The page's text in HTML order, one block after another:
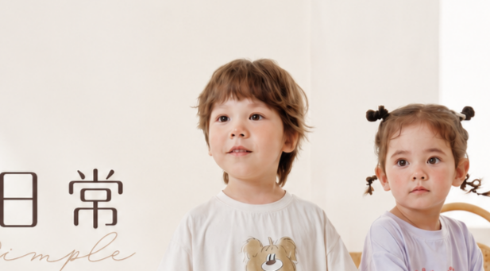
柔軟親膚材質：穿著舒適不咬肌，日常活動自在無負擔
百搭基礎色系：白色基底搭配印花，單穿或內搭背心都好看
人氣款式，數量有限，售完即不再補貨